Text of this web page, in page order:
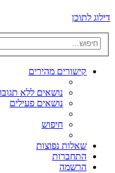
דילוג לתוכן
קישורים מהירים
נושאים ללא
נושאים פעילים
חיפוש
שאלות נפוצות
התחברות
הרשמה